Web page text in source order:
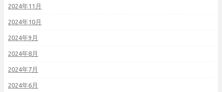
2024年11月
2024年10月
2024年9月
2024年8月
2024年7月
2024年6月